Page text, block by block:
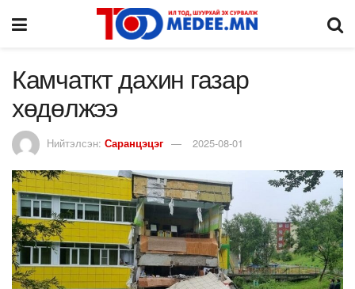
Камчаткт дахин газар
хөдөлжээ
Нийтэлсэн: Саранцэцэг 2025-08-01